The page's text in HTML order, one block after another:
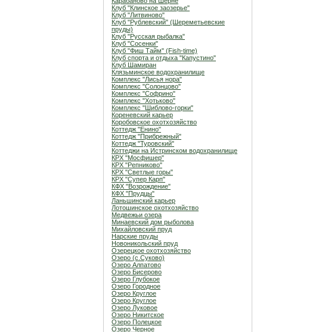
Клуб "Клинское заозерье"
Клуб "Литвиново"
Клуб "Рублевский" (Шереметьевские
пруды)
Клуб "Русская рыбалка"
Клуб "Сосенки"
Клуб "Фиш Тайм" (Fish-time)
Клуб спорта и отдыха "Капустино"
Клуб Шамиран
Клязьминское водохранилище
Комплекс "Лисья нора"
Комплекс "Солонцово"
Комплекс "Софрино"
Комплекс "Хотьково"
Комплекс "Шиблово-горки"
Кореневский карьер
Коробовское охотхозяйство
Коттедж "Енино"
Коттедж "Прибрежный"
Коттедж "Туровский"
Коттеджи на Истринском водохранилище
КРХ "Мосфишер"
КРХ "Репниково"
КРХ "Светлые горы"
КРХ "Супер Карп"
КФХ "Возрождение"
КФХ "Прудцы"
Ланьшинский карьер
Лотошинское охотхозяйство
Медвежьи озера
Минаевский дом рыболова
Михайловский пруд
Нарские пруды
Новоникольский пруд
Озерецкое охотхозяйство
Озеро (c.Суково)
Озеро Алпатово
Озеро Бисерово
Озеро Глубокое
Озеро Городное
Озеро Круглое
Озеро Круглое
Озеро Луковое
Озеро Никитское
Озеро Полецкое
Озеро Черное